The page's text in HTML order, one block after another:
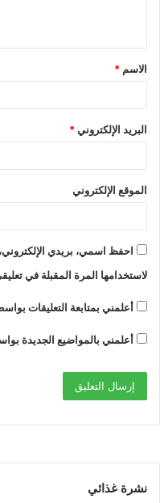
ق
*
الاسم *
البريد الإلكتروني*
الموقع الإلكتروني
احفظ اسمي، بريدي
لاستخدامها المرة المقبلة في
أعلمني بمتابعة التعليقات
أعلمني بالمواضيع الجديدة
نشرة غذائي